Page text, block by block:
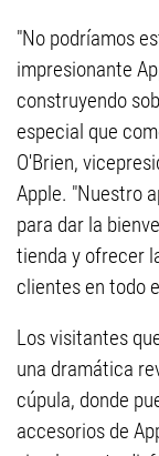
"No podríamos
impresionante
construyendo
especial que
O'Brien,
Apple. "Nuestro
para dar la
tienda y ofrecer
clientes en todo
Los visitantes
una dramática
cúpula, donde
accesorios de